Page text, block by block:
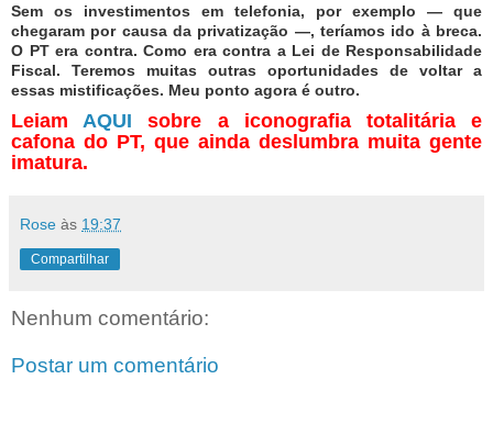
Sem os investimentos em telefonia, por exemplo — que
chegaram por causa da privatização —, teríamos ido à breca.
O PT era contra. Como era contra a Lei de Responsabilidade
Fiscal. Teremos muitas outras oportunidades de voltar a
essas mistificações. Meu ponto agora é outro.
Leiam AQUI sobre a iconografia totalitária e
cafona do PT, que ainda deslumbra muita gente
imatura.
Rose às 19:37
Compartilhar
Nenhum comentário:
Postar um comentário